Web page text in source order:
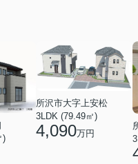
)
所沢市大字上安松
3LDK (79.49㎡)
4,090万円